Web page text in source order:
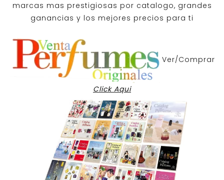
marcas mas prestigiosas por catalogo, grandes
ganancias y los mejores precios para ti
Ver/Comprar
Click Aqui